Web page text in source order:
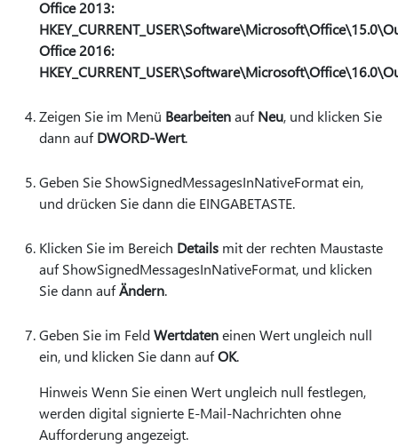
Office 2013:
Office 2016:
Zeigen Sie im Menü BearbeitenaufNeu, und klicken Sie
dann aufDWORD-Wert.
Geben Sie ShowSignedMessagesInNativeFormat ein,
und drücken Sie dann die EINGABETASTE.
Klicken Sie im Bereich Details mit der rechten Maustaste
auf ShowSignedMessagesInNativeFormat, und klicken
Sie dann aufÄndern.
Geben Sie im FeldWertdateneinen Wert ungleich null
ein, und klicken Sie dann aufOK.
Hinweis Wenn Sie einen Wert ungleich null festlegen,
werden digital signierte E-Mail-Nachrichten ohne
Aufforderung angezeigt.